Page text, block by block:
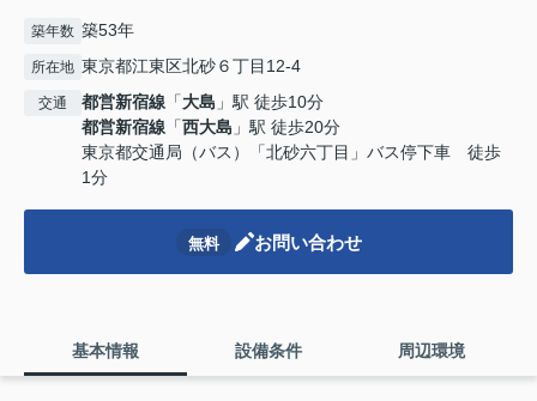
築年数 築53年
所在地 東京都江東区北砂６丁目12-4
交通 都営新宿線 「大島 」駅 徒歩10分
都営新宿線 「西大島 」駅 徒歩20分
東京都交通局（バス）「北砂六丁目」バス停下車 徒歩
1分
無料 お問い合わせ
基本情報 設備条件 周辺環境